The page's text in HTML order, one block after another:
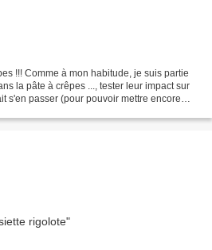
!!! Comme à mon habitude, je suis partie
la pâte à crêpes ..., tester leur impact sur
s'en passer (pour pouvoir mettre encore